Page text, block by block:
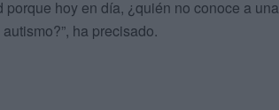
hoy en día, ¿quién no conoce a una
ha precisado.